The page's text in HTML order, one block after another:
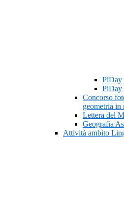
PiDay
PiDay
Concorso
geometria in
Lettera del
Geografia
Attività ambito